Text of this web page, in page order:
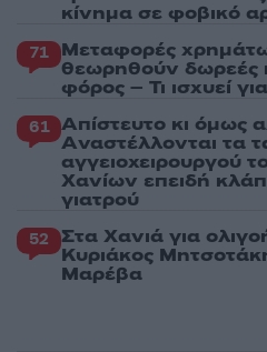
κίνημα σε φοβικό
71 Μεταφορές
θεωρηθούν δωρεές
φόρος – Τι ισχυεί
61 Απίστευτο κι όμως
Aναστέλλονται τα
αγγειοχειρουργού
Χανίων επειδή
γιατρού
52 Στα Χανιά για
Κυριάκος
Μαρέβα